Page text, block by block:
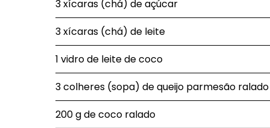
3 xícaras (chá) de açúcar
3 xícaras (chá) de leite
1 vidro de leite de coco
3 colheres (sopa) de queijo parmesão ralado
200 g de coco ralado